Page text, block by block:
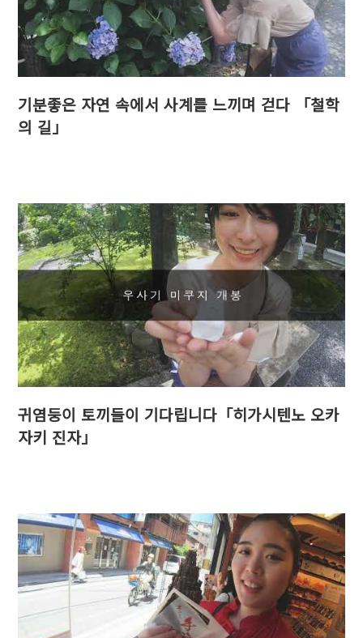
기분좋은 자연 속에서 사계를 느끼며 걷다 「철학
의 길」
귀염둥이 토끼들이 기다립니다「히가시텐노 오카
자키 진자」